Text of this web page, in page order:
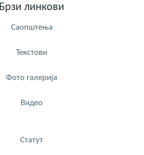
Брзи линкови
Саопштења
Текстови
Фото галерија
Видео
Статут